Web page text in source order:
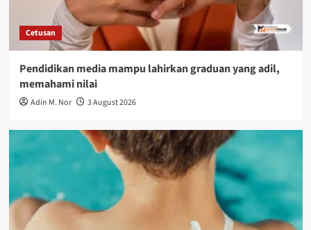
Cetusan
Pendidikan media mampu lahirkan graduan yang adil,
memahami nilai
Adin M. Nor 3 August 2026